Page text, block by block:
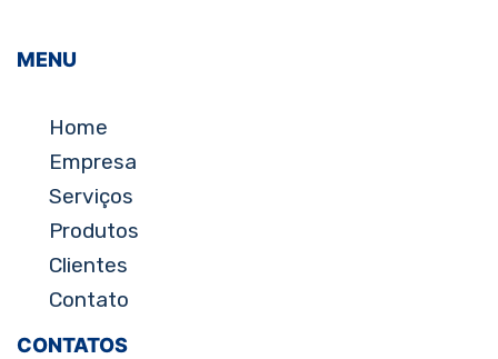
MENU
Home
Empresa
Serviços
Produtos
Clientes
Contato
CONTATOS